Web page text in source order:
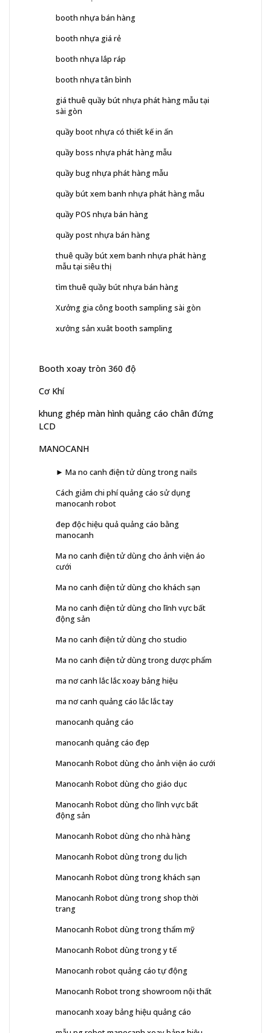
booth nhựa bán hàng
booth nhựa giá rẻ
booth nhựa lắp ráp
booth nhựa tân bình
giá thuê quầy bút nhựa phát hàng mẫu tại
sài gòn
quầy boot nhựa có thiết kế in ấn
quầy boss nhựa phát hàng mẫu
quầy bug nhựa phát hàng mẫu
quầy bút xem banh nhựa phát hàng mẫu
quầy POS nhựa bán hàng
quầy post nhựa bán hàng
thuê quầy bút xem banh nhựa phát hàng
mẫu tại siêu thị
tìm thuê quầy bút nhựa bán hàng
Xưởng gia công booth sampling sài gòn
xưởng sản xuât booth sampling
Booth xoay tròn 360 độ
Cơ Khí
khung ghép màn hình quảng cáo chân đứng
LCD
MANOCANH
► Ma no canh điện tử dùng trong nails
Cách giảm chi phí quảng cáo sử dụng
manocanh robot
đep độc hiệu quả quảng cáo bằng
manocanh
Ma no canh điện tử dùng cho ảnh viện áo
cưới
Ma no canh điện tử dùng cho khách sạn
Ma no canh điện tử dùng cho lĩnh vực bất
động sản
Ma no canh điện tử dùng cho studio
Ma no canh điện tử dùng trong dược phẩm
ma nơ canh lắc lắc xoay bảng hiệu
ma nơ canh quảng cáo lắc lắc tay
manocanh quảng cáo
manocanh quảng cáo đẹp
Manocanh Robot dùng cho ảnh viện áo cưới
Manocanh Robot dùng cho giáo dục
Manocanh Robot dùng cho lĩnh vực bất
động sản
Manocanh Robot dùng cho nhà hàng
Manocanh Robot dùng trong du lịch
Manocanh Robot dùng trong khách sạn
Manocanh Robot dùng trong shop thời
trang
Manocanh Robot dùng trong thẩm mỹ
Manocanh Robot dùng trong y tế
Manocanh robot quảng cáo tự động
Manocanh Robot trong showroom nội thất
manocanh xoay bảng hiệu quảng cáo